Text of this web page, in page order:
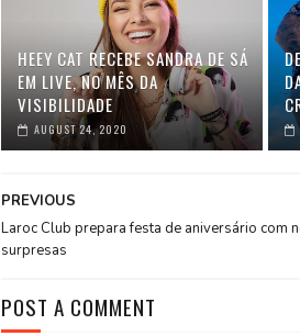
HEEY CAT RECEBE SANDRA DE SÁ
EM LIVE, NO MÊS DA
VISIBILIDADE
AUGUST 24, 2020
PREVIOUS
Laroc Club prepara festa de aniversário com
surpresas
POST A COMMENT